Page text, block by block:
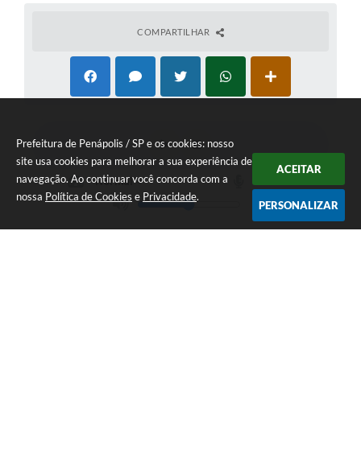
Prefeitura de Penápolis / SP e os cookies: nosso
site usa cookies para melhorar a sua experiência de
navegação. Ao continuar você concorda com a
nossa Política de Cookies e Privacidade.
ACEITAR
PERSONALIZAR
COMPARTILHAR